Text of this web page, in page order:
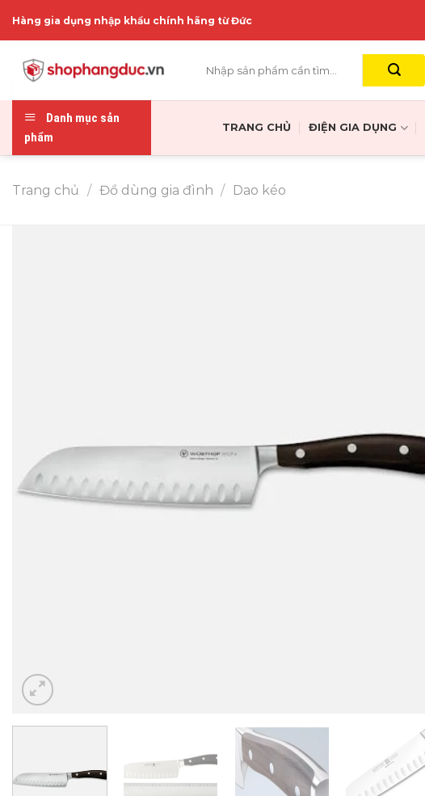
Hàng gia dụng nhập khẩu chính hãng từ Đức
kiếm:
Danh mục sản
phẩm
TRANG CHỦ ĐIỆN GIA DỤNG
Trang chủ / Đồ dùng gia đình / Dao kéo